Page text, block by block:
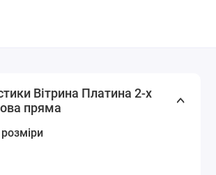
Вітрина Платина 2-х
пряма